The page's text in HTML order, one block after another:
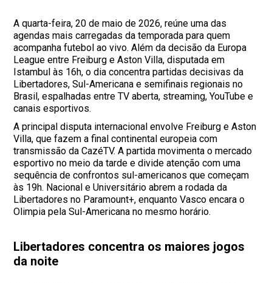
A quarta-feira, 20 de maio de 2026, reúne uma das
agendas mais carregadas da temporada para quem
acompanha futebol ao vivo. Além da decisão da Europa
League entre Freiburg e Aston Villa, disputada em
Istambul às 16h, o dia concentra partidas decisivas da
Libertadores, Sul-Americana e semifinais regionais no
Brasil, espalhadas entre TV aberta, streaming, YouTube e
canais esportivos.
A principal disputa internacional envolve Freiburg e Aston
Villa, que fazem a final continental europeia com
transmissão da CazéTV. A partida movimenta o mercado
esportivo no meio da tarde e divide atenção com uma
sequência de confrontos sul-americanos que começam
às 19h. Nacional e Universitário abrem a rodada da
Libertadores no Paramount+, enquanto Vasco encara o
Olimpia pela Sul-Americana no mesmo horário.
Libertadores concentra os maiores jogos
da noite